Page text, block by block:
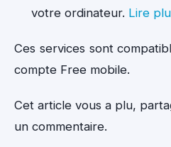
votre ordinateur. Lire
Ces services sont
compte Free mobile.
Cet article vous a plu,
un commentaire.